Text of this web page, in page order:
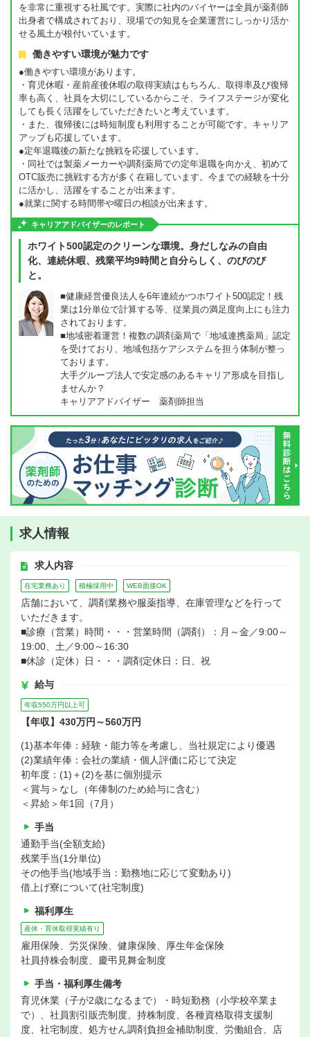
を非常に重視する社風です。実際に社内のバイヤーは全員が薬剤師
出身者で構成されており、現場での知見を企業運営にしっかり活か
せる風土が根付いています。
働きやすい環境が魅力です
●働きやすい環境があります。
・育児休暇・産前産後休暇の取得実績はもちろん、取得率及び復帰
率も高く、社員を大切にしているからこそ、ライフステージが変化
しても長く活躍をしていただきたいと考えています。
・また、復帰後には時短制度も利用することが可能です。キャリア
アップも応援しています。
●定年退職後の新たな挑戦を応援しています。
・同社では製薬メーカーや調剤薬局での定年退職を向かえ、初めて
OTC販売に挑戦する方が多く在籍しています。今までの経験を十分
に活かし、活躍をすることが出来ます。
●就業に関する時間帯や曜日の相談が出来ます。
キャリアアドバイザーのレポート
ホワイト500認定のクリーンな環境。身だしなみの自由
化、連続休暇、残業平均9時間と自分らしく、のびのび
と。
■健康経営優良法人を6年連続かつホワイト500認定！残
業は1分単位で計算する等、従業員の満足度向上にも注力
されております。
■地域密着運営！複数の調剤薬局で「地域連携薬局」認定
を受けており、地域包括ケアシステムを担う体制が整っ
ております。
大手グループ法人で安定感のあるキャリア形成を目指し
ませんか？
キャリアアドバイザー 薬剤師担当
求人情報
求人内容
在宅業務あり 積極採用中 WEB面接OK
店舗において、調剤業務や服薬指導、在庫管理などを行って
いただきます。
■診療（営業）時間・・・営業時間（調剤）：月～金／9:00～
19:00、土／9:00～16:30
■休診（定休）日・・・調剤定休日：日、祝
給与
年収550万円以上可
【年収】430万円～560万円
(1)基本年俸：経験・能力等を考慮し、当社規定により優遇
(2)業績年俸：会社の業績・個人評価に応じて決定
初年度：(1)＋(2)を基に個別提示
＜賞与＞なし（年俸制のため給与に含む）
＜昇給＞年1回（7月）
手当
通勤手当(全額支給)
残業手当(1分単位)
その他手当(地域手当：勤務地に応じて変動あり)
借上げ寮について(社宅制度)
福利厚生
産休・育休取得実績有り
雇用保険、労災保険、健康保険、厚生年金保険
社員持株会制度、慶弔見舞金制度
手当・福利厚生備考
育児休業（子が2歳になるまで）・時短勤務（小学校卒業ま
で）、社員割引販売制度、持株制度、各種資格取得支援制
度、社宅制度、処方せん調剤負担金補助制度、労働組合、店